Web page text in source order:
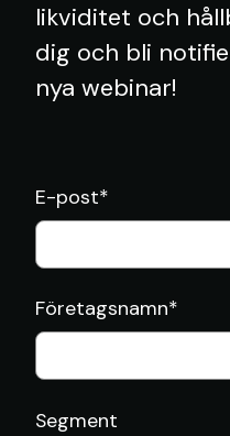
likviditet och
dig och bli
nya webinar!
E-post*
Företagsnamn*
Segment